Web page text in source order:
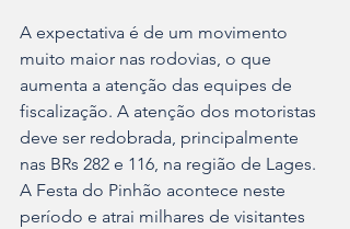
A expectativa é de um movimento
muito maior nas rodovias, o que
aumenta a atenção das equipes de
fiscalização. A atenção dos motoristas
deve ser redobrada, principalmente
nas BRs 282 e 116, na região de Lages.
A Festa do Pinhão acontece neste
período e atrai milhares de visitantes